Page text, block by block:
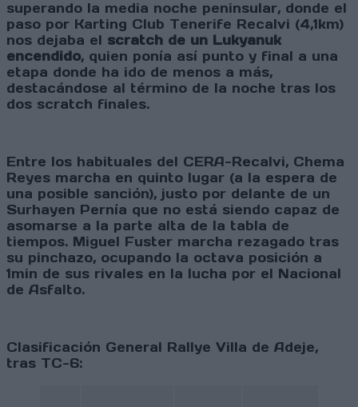
superando la media noche peninsular, donde el
paso por Karting Club Tenerife Recalvi (4,1km)
nos dejaba el scratch de un Lukyanuk
encendido, quien ponía así punto y final a una
etapa donde ha ido de menos a más,
destacándose al término de la noche tras los
dos scratch finales.
Entre los habituales del CERA-Recalvi, Chema
Reyes marcha en quinto lugar (a la espera de
una posible sanción), justo por delante de un
Surhayen Pernía que no está siendo capaz de
asomarse a la parte alta de la tabla de
tiempos. Miguel Fuster marcha rezagado tras
su pinchazo, ocupando la octava posición a
1min de sus rivales en la lucha por el Nacional
de Asfalto.
Clasificación General Rallye Villa de Adeje,
tras TC-6: